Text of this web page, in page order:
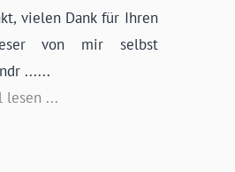
vielen Dank für Ihren
von mir selbst
......
lesen ...